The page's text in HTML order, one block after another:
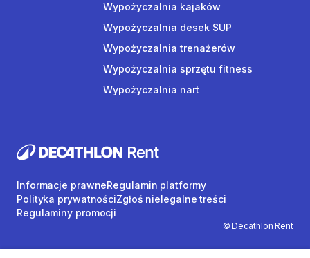
Wypożyczalnia kajaków
Wypożyczalnia desek SUP
Wypożyczalnia trenażerów
Wypożyczalnia sprzętu fitness
Wypożyczalnia nart
© Decathlon Rent
Informacje prawneRegulamin platformy
Polityka prywatnościZgłoś nielegalne treści
Regulaminy promocji